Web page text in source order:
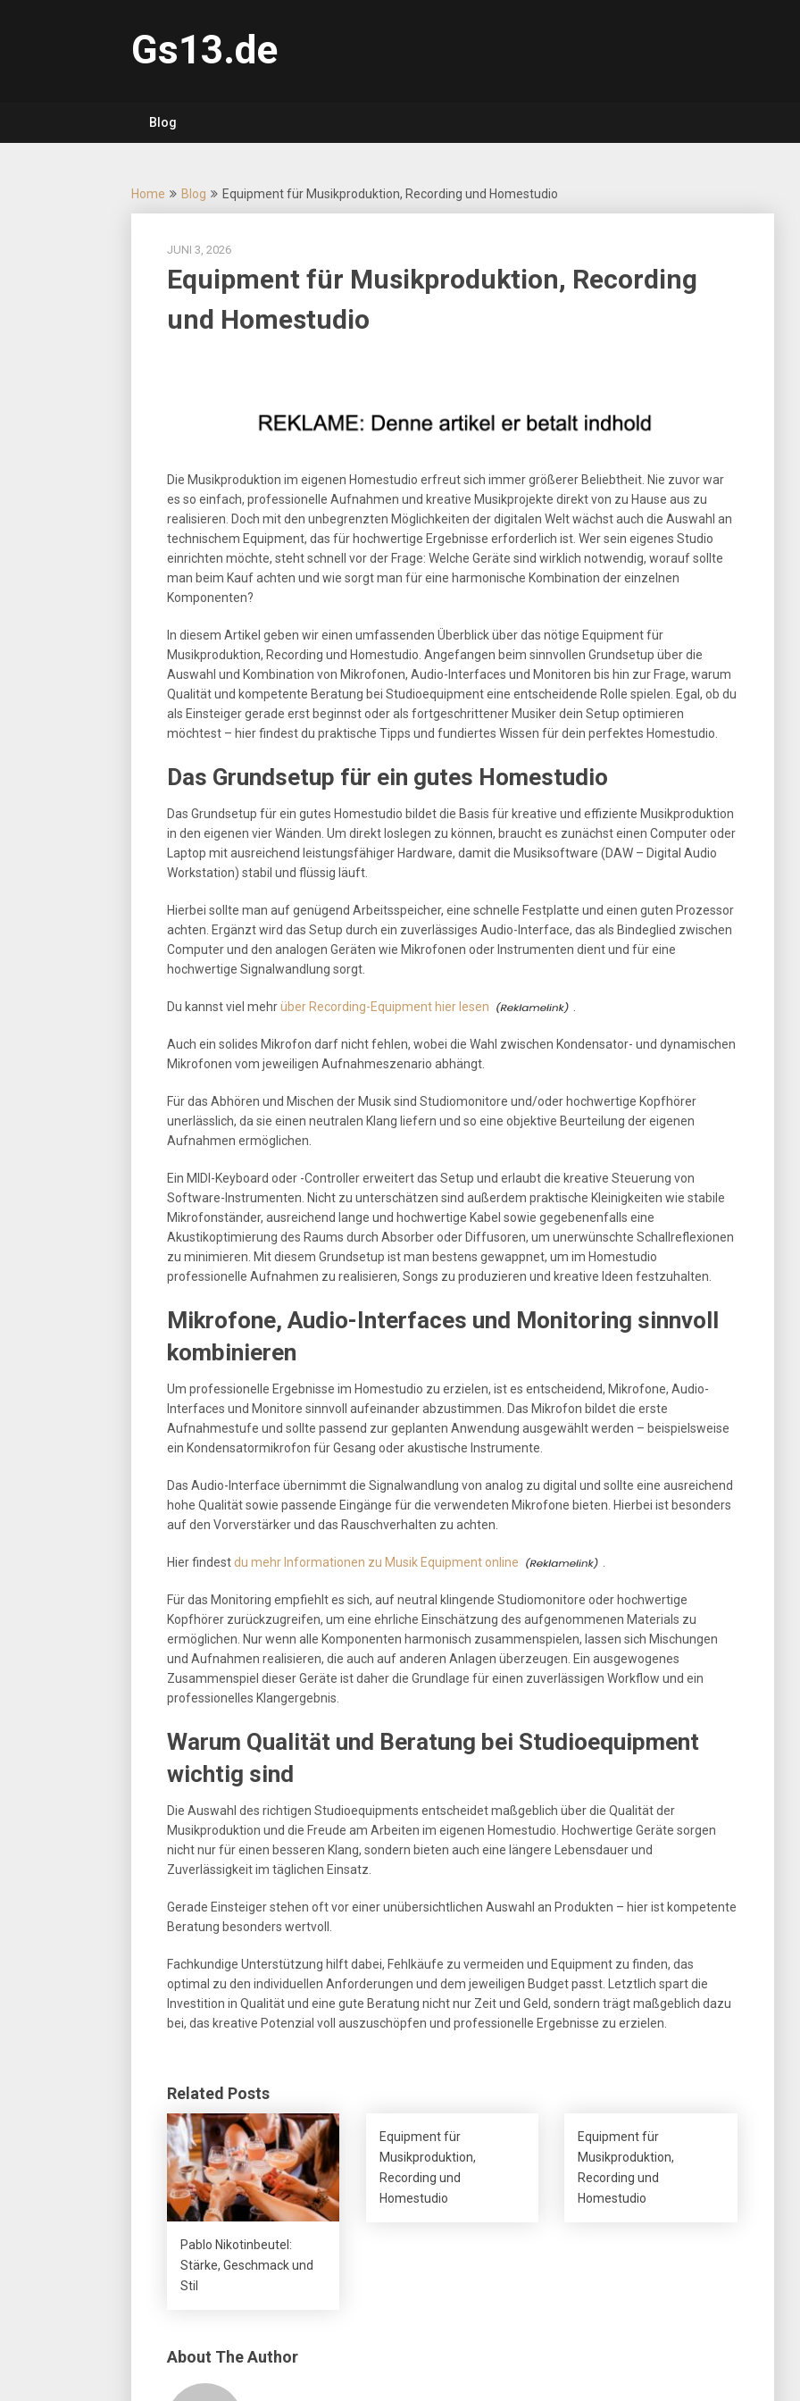
Gs13.de
Blog
Home Blog Equipment für Musikproduktion, Recording und Homestudio
JUNI 3, 2026
Equipment für Musikproduktion, Recording
und Homestudio
Die Musikproduktion im eigenen Homestudio erfreut sich immer größerer Beliebtheit. Nie zuvor war
es so einfach, professionelle Aufnahmen und kreative Musikprojekte direkt von zu Hause aus zu
realisieren. Doch mit den unbegrenzten Möglichkeiten der digitalen Welt wächst auch die Auswahl an
technischem Equipment, das für hochwertige Ergebnisse erforderlich ist. Wer sein eigenes Studio
einrichten möchte, steht schnell vor der Frage: Welche Geräte sind wirklich notwendig, worauf sollte
man beim Kauf achten und wie sorgt man für eine harmonische Kombination der einzelnen
Komponenten?
In diesem Artikel geben wir einen umfassenden Überblick über das nötige Equipment für
Musikproduktion, Recording und Homestudio. Angefangen beim sinnvollen Grundsetup über die
Auswahl und Kombination von Mikrofonen, Audio-Interfaces und Monitoren bis hin zur Frage, warum
Qualität und kompetente Beratung bei Studioequipment eine entscheidende Rolle spielen. Egal, ob du
als Einsteiger gerade erst beginnst oder als fortgeschrittener Musiker dein Setup optimieren
möchtest – hier findest du praktische Tipps und fundiertes Wissen für dein perfektes Homestudio.
Das Grundsetup für ein gutes Homestudio
Das Grundsetup für ein gutes Homestudio bildet die Basis für kreative und effiziente Musikproduktion
in den eigenen vier Wänden. Um direkt loslegen zu können, braucht es zunächst einen Computer oder
Laptop mit ausreichend leistungsfähiger Hardware, damit die Musiksoftware (DAW – Digital Audio
Workstation) stabil und flüssig läuft.
Hierbei sollte man auf genügend Arbeitsspeicher, eine schnelle Festplatte und einen guten Prozessor
achten. Ergänzt wird das Setup durch ein zuverlässiges Audio-Interface, das als Bindeglied zwischen
Computer und den analogen Geräten wie Mikrofonen oder Instrumenten dient und für eine
hochwertige Signalwandlung sorgt.
Du kannst viel mehrüber Recording-Equipment hier lesen
Auch ein solides Mikrofon darf nicht fehlen, wobei die Wahl zwischen Kondensator- und dynamischen
Mikrofonen vom jeweiligen Aufnahmeszenario abhängt.
Für das Abhören und Mischen der Musik sind Studiomonitore und/oder hochwertige Kopfhörer
unerlässlich, da sie einen neutralen Klang liefern und so eine objektive Beurteilung der eigenen
Aufnahmen ermöglichen.
Ein MIDI-Keyboard oder -Controller erweitert das Setup und erlaubt die kreative Steuerung von
Software-Instrumenten. Nicht zu unterschätzen sind außerdem praktische Kleinigkeiten wie stabile
Mikrofonständer, ausreichend lange und hochwertige Kabel sowie gegebenenfalls eine
Akustikoptimierung des Raums durch Absorber oder Diffusoren, um unerwünschte Schallreflexionen
zu minimieren. Mit diesem Grundsetup ist man bestens gewappnet, um im Homestudio
professionelle Aufnahmen zu realisieren, Songs zu produzieren und kreative Ideen festzuhalten.
Mikrofone, Audio-Interfaces und Monitoring sinnvoll
kombinieren
Um professionelle Ergebnisse im Homestudio zu erzielen, ist es entscheidend, Mikrofone, Audio-
Interfaces und Monitore sinnvoll aufeinander abzustimmen. Das Mikrofon bildet die erste
Aufnahmestufe und sollte passend zur geplanten Anwendung ausgewählt werden – beispielsweise
ein Kondensatormikrofon für Gesang oder akustische Instrumente.
Das Audio-Interface übernimmt die Signalwandlung von analog zu digital und sollte eine ausreichend
hohe Qualität sowie passende Eingänge für die verwendeten Mikrofone bieten. Hierbei ist besonders
auf den Vorverstärker und das Rauschverhalten zu achten.
Hier findestdu mehr Informationen zu Musik Equipment online
Für das Monitoring empfiehlt es sich, auf neutral klingende Studiomonitore oder hochwertige
Kopfhörer zurückzugreifen, um eine ehrliche Einschätzung des aufgenommenen Materials zu
ermöglichen. Nur wenn alle Komponenten harmonisch zusammenspielen, lassen sich Mischungen
und Aufnahmen realisieren, die auch auf anderen Anlagen überzeugen. Ein ausgewogenes
Zusammenspiel dieser Geräte ist daher die Grundlage für einen zuverlässigen Workflow und ein
professionelles Klangergebnis.
Warum Qualität und Beratung bei Studioequipment
wichtig sind
Die Auswahl des richtigen Studioequipments entscheidet maßgeblich über die Qualität der
Musikproduktion und die Freude am Arbeiten im eigenen Homestudio. Hochwertige Geräte sorgen
nicht nur für einen besseren Klang, sondern bieten auch eine längere Lebensdauer und
Zuverlässigkeit im täglichen Einsatz.
Gerade Einsteiger stehen oft vor einer unübersichtlichen Auswahl an Produkten – hier ist kompetente
Beratung besonders wertvoll.
Fachkundige Unterstützung hilft dabei, Fehlkäufe zu vermeiden und Equipment zu finden, das
optimal zu den individuellen Anforderungen und dem jeweiligen Budget passt. Letztlich spart die
Investition in Qualität und eine gute Beratung nicht nur Zeit und Geld, sondern trägt maßgeblich dazu
bei, das kreative Potenzial voll auszuschöpfen und professionelle Ergebnisse zu erzielen.
Related Posts
Pablo Nikotinbeutel:
Stärke, Geschmack und
Stil
Equipment für
Musikproduktion,
Recording und
Homestudio
Equipment für
Musikproduktion,
Recording und
Homestudio
About The Author